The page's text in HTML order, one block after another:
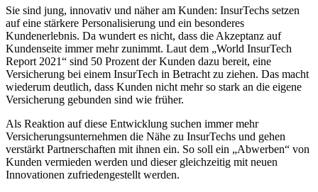
Sie sind jung, innovativ und näher am Kunden: InsurTechs setzen
auf eine stärkere Personalisierung und ein besonderes
Kundenerlebnis. Da wundert es nicht, dass die Akzeptanz auf
Kundenseite immer mehr zunimmt. Laut dem „World InsurTech
Report 2021“ sind 50 Prozent der Kunden dazu bereit, eine
Versicherung bei einem InsurTech in Betracht zu ziehen. Das macht
wiederum deutlich, dass Kunden nicht mehr so stark an die eigene
Versicherung gebunden sind wie früher.
Als Reaktion auf diese Entwicklung suchen immer mehr
Versicherungsunternehmen die Nähe zu InsurTechs und gehen
verstärkt Partnerschaften mit ihnen ein. So soll ein „Abwerben“ von
Kunden vermieden werden und dieser gleichzeitig mit neuen
Innovationen zufriedengestellt werden.